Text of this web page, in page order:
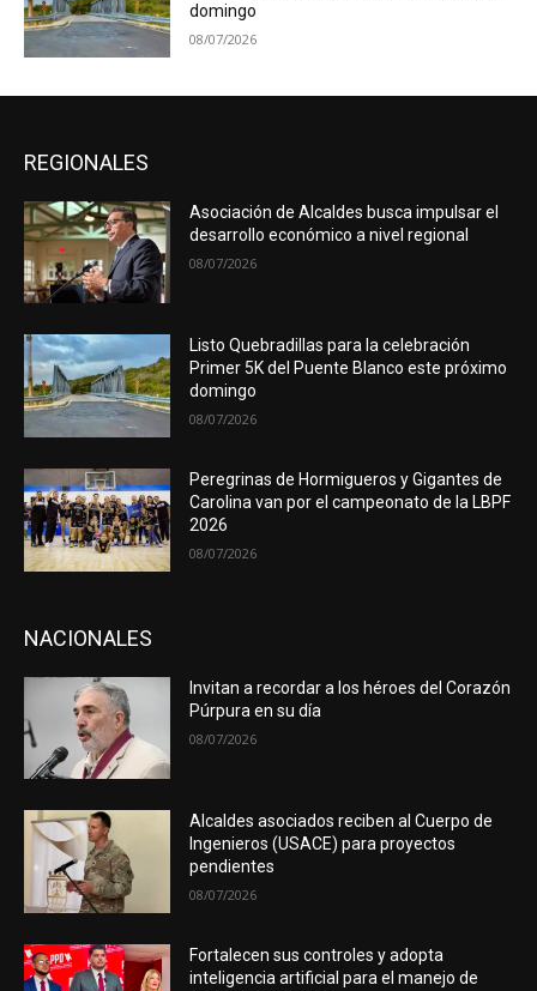
domingo
08/07/2026
REGIONALES
Asociación de Alcaldes busca impulsar el
desarrollo económico a nivel regional
08/07/2026
Listo Quebradillas para la celebración
Primer 5K del Puente Blanco este próximo
domingo
08/07/2026
Peregrinas de Hormigueros y Gigantes de
Carolina van por el campeonato de la LBPF
2026
08/07/2026
NACIONALES
Invitan a recordar a los héroes del Corazón
Púrpura en su día
08/07/2026
Alcaldes asociados reciben al Cuerpo de
Ingenieros (USACE) para proyectos
pendientes
08/07/2026
Fortalecen sus controles y adopta
inteligencia artificial para el manejo de